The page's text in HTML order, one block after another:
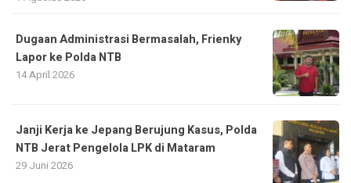
Dugaan Administrasi Bermasalah, Frienky
Lapor ke Polda NTB
14 April 2026
Janji Kerja ke Jepang Berujung Kasus, Polda
NTB Jerat Pengelola LPK di Mataram
29 Juni 2026